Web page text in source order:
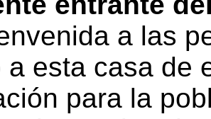
a las
a esta casa de
para la